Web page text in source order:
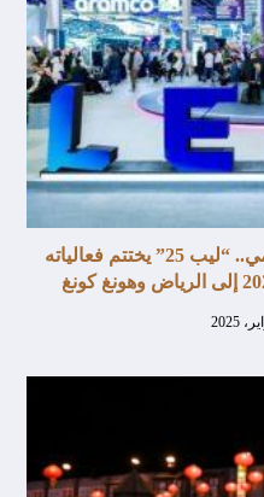
استثمارات مليارية وتوسع عالمي.. “ليب 25” يختتم فعالياته